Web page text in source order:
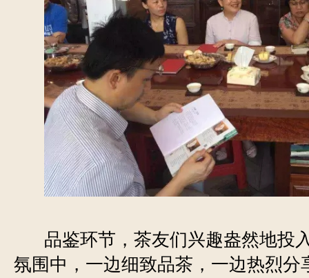
品鉴环节，茶友们兴趣盎然地投
氛围中，一边细致品茶，一边热烈分